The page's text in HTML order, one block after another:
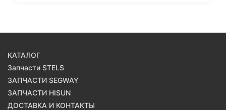
КАТАЛОГ
Запчасти STELS
ЗАПЧАСТИ SEGWAY
ЗАПЧАСТИ HISUN
ДОСТАВКА И КОНТАКТЫ